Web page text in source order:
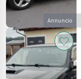
Annuncio